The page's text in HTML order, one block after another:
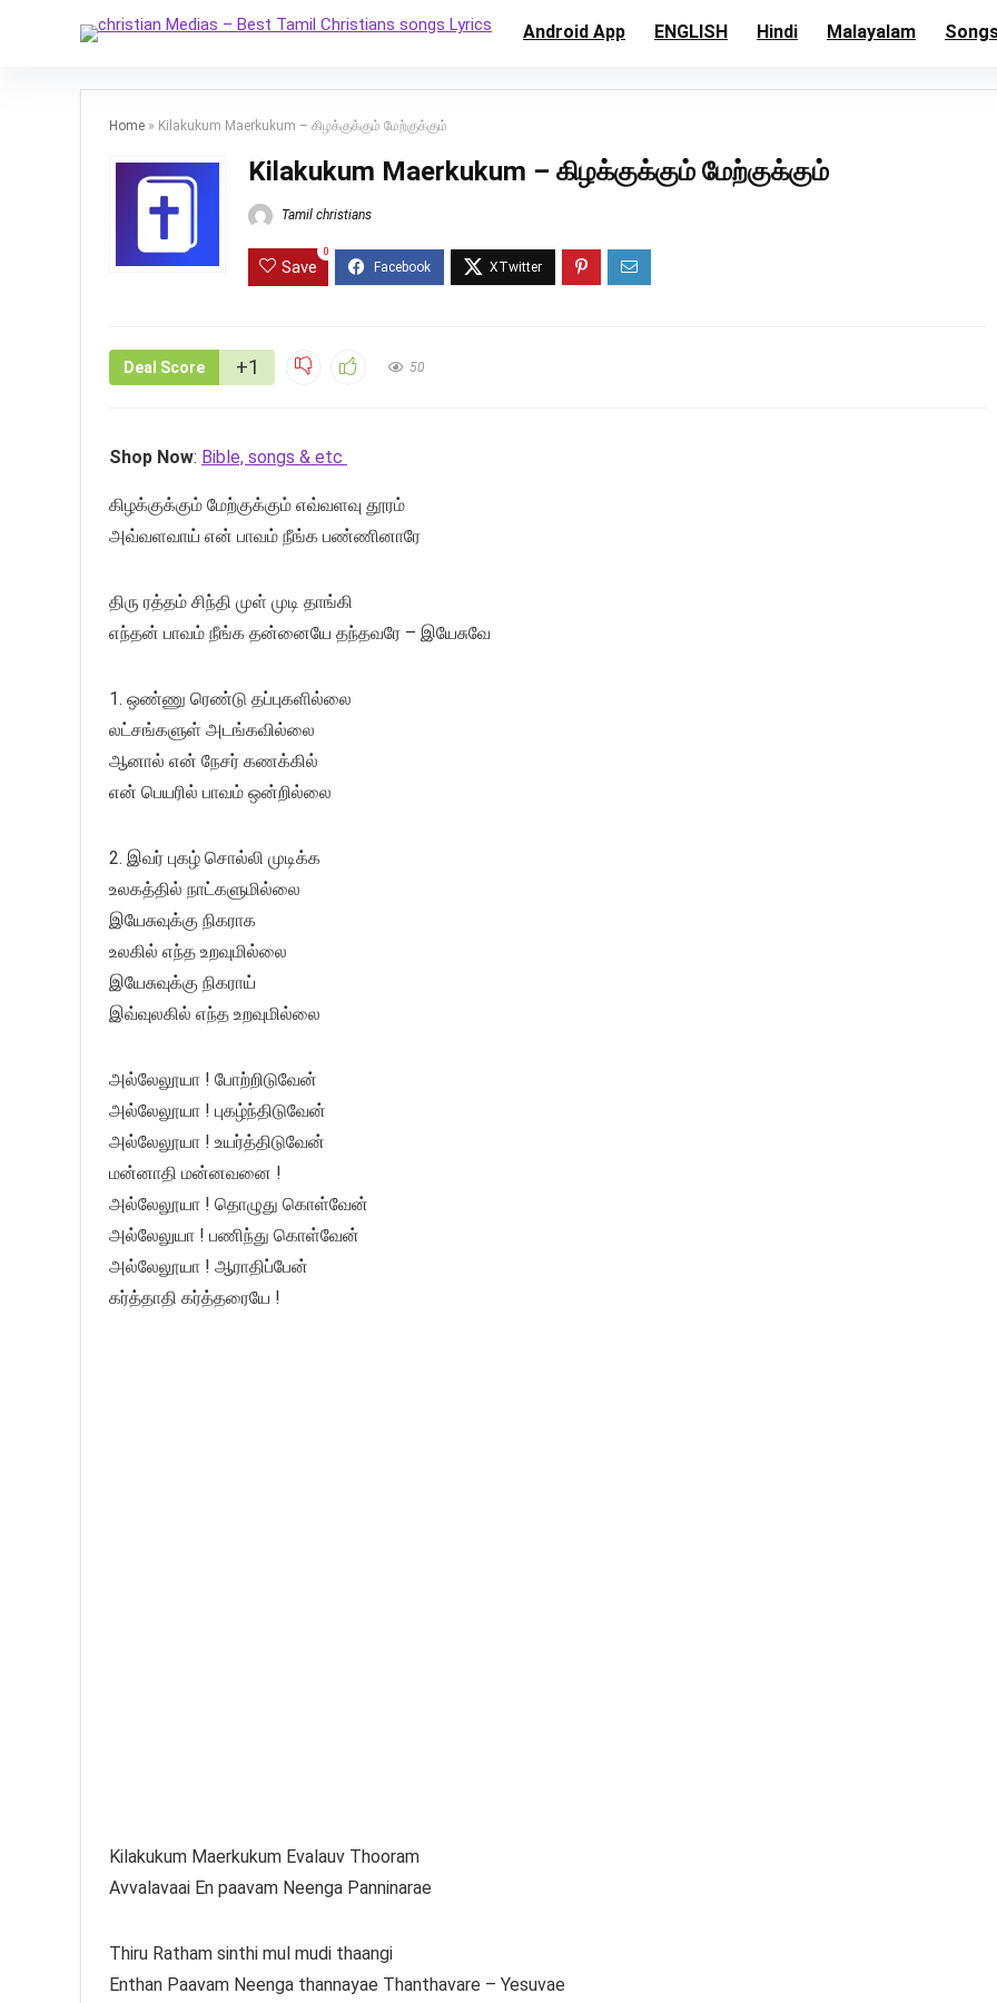
Android App ENGLISH Hindi Malayalam
Home » Kilakukum Maerkukum – கிழக்குக்கும் மேற்குக்கும்
Kilakukum Maerkukum – கிழக்குக்கும் மேற்குக்கும்
Tamil christians
Save
0
Deal Score +1 50
Shop Now: Bible, songs & etc
கிழக்குக்கும் மேற்குக்கும் எவ்வளவு தூரம்
அவ்வளவாய் என் பாவம் நீங்க பண்ணினாரே
திரு ரத்தம் சிந்தி முள் முடி தாங்கி
எந்தன் பாவம் நீங்க தன்னையே தந்தவரே – இயேசுவே
1. ஒண்ணு ரெண்டு தப்புகளில்லை
லட்சங்களுள் அடங்கவில்லை
ஆனால் என் நேசர் கணக்கில்
என் பெயரில் பாவம் ஒன்றில்லை
2. இவர் புகழ் சொல்லி முடிக்க
உலகத்தில் நாட்களுமில்லை
இயேசுவுக்கு நிகராக
உலகில் எந்த உறவுமில்லை
இயேசுவுக்கு நிகராய்
இவ்வுலகில் எந்த உறவுமில்லை
அல்லேலூயா ! போற்றிடுவேன்
அல்லேலூயா ! புகழ்ந்திடுவேன்
அல்லேலூயா ! உயர்த்திடுவேன்
மன்னாதி மன்னவனை !
அல்லேலூயா ! தொழுது கொள்வேன்
அல்லேலுயா ! பணிந்து கொள்வேன்
அல்லேலூயா ! ஆராதிப்பேன்
கர்த்தாதி கர்த்தரையே !
Kilakukum Maerkukum Evalauv Thooram
Avvalavaai En paavam Neenga Panninarae
Thiru Ratham sinthi mul mudi thaangi
Enthan Paavam Neenga thannayae Thanthavare – Yesuvae